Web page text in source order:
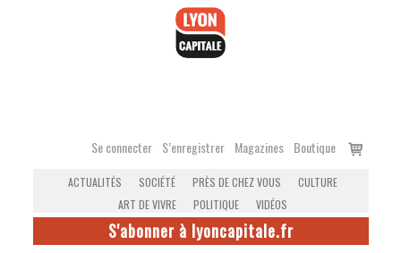
Se connecter S’enregistrer Magazines Boutique
Voir
ACTUALITÉS SOCIÉTÉ PRÈS DE CHEZ VOUS
CULTURE
ART DE VIVRE
POLITIQUE VIDÉOS
S'abonner à lyoncapitale.fr